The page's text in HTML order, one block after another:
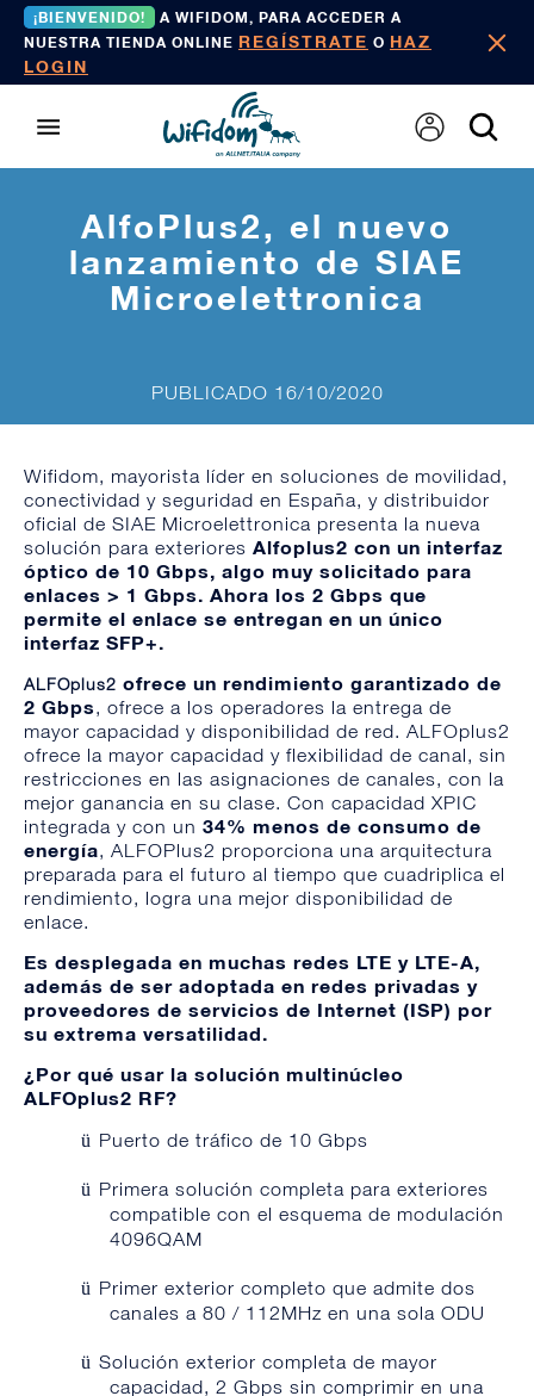
¡BIENVENIDO!
A WIFIDOM, PARA ACCEDER A
NUESTRA TIENDA ONLINE REGÍSTRATE O HAZ
LOGIN
AlfoPlus2, el nuevo
lanzamiento de SIAE
Microelettronica
PUBLICADO 16/10/2020
Wifidom, mayorista líder en soluciones de movilidad,
conectividad y seguridad en España, y distribuidor
oficial de SIAE Microelettronica presenta la nueva
solución para exteriores Alfoplus2 con un interfaz
óptico de 10 Gbps, algo muy solicitado para
enlaces > 1 Gbps. Ahora los 2 Gbps que
permite el enlace se entregan en un único
interfaz SFP+.
ALFOplus2 ofrece un rendimiento garantizado de
2 Gbps, ofrece a los operadores la entrega de
mayor capacidad y disponibilidad de red. ALFOplus2
ofrece la mayor capacidad y flexibilidad de canal, sin
restricciones en las asignaciones de canales, con la
mejor ganancia en su clase. Con capacidad XPIC
integrada y con un 34% menos de consumo de
energía, ALFOPlus2 proporciona una arquitectura
preparada para el futuro al tiempo que cuadriplica el
rendimiento, logra una mejor disponibilidad de
enlace.
Es desplegada en muchas redes LTE y LTE-A,
además de ser adoptada en redes privadas y
proveedores de servicios de Internet (ISP) por
su extrema versatilidad.
¿Por qué usar la solución multinúcleo
ALFOplus2 RF?
ü Puerto de tráfico de 10 Gbps
ü Primera solución completa para exteriores
compatible con el esquema de modulación
4096QAM
ü Primer exterior completo que admite dos
canales a 80 / 112MHz en una sola ODU
ü Solución exterior completa de mayor
capacidad, 2 Gbps sin comprimir en una